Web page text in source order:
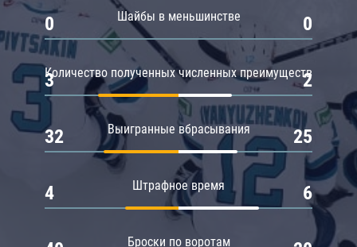
Шайбы в меньшинстве
0 0
Количество полученных численных преимуществ
3 2
Выигранные вбрасывания
32 25
Штрафное время
4 6
Броски по воротам